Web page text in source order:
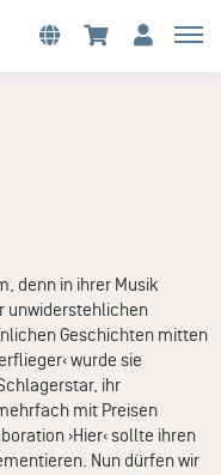
denn in ihrer Musik
unwiderstehlichen
Geschichten mitten
wurde sie
ihr
mit Preisen
›Hier‹ sollte ihren
Nun dürfen wir